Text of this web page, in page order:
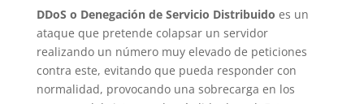
DDoS o Denegación de Servicio Distribuido es un
ataque que pretende colapsar un servidor
realizando un número muy elevado de peticiones
contra este, evitando que pueda responder con
normalidad, provocando una sobrecarga en los